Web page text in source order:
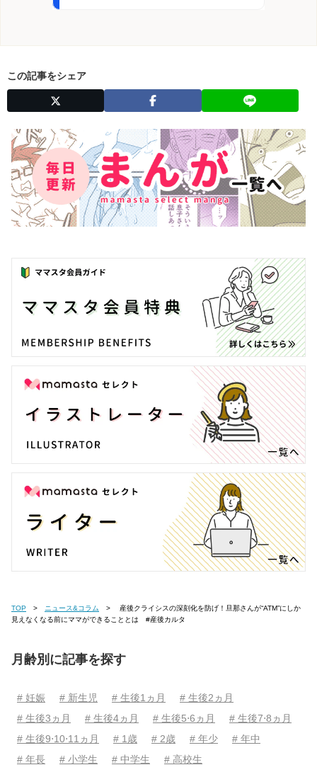
この記事をシェア
TOP ニュース&コラム
見えなくなる前にママができることとは #産後カルタ
月齢別に記事を探す
# 妊娠 # 新生児 # 生後1ヵ月
# 生後2ヵ月
# 生後3ヵ月
# 生後4ヵ月 # 生後5⋅6ヵ月
# 生後7⋅8ヵ月
# 生後9⋅10⋅11ヵ月
# 1歳 # 2歳 # 年少
# 年中
# 年長
# 小学生 # 中学生 # 高校生